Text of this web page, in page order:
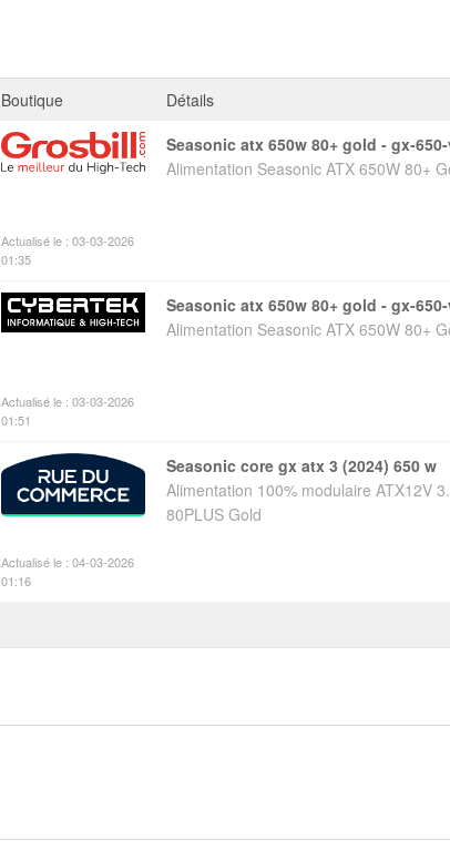
Boutique Détails
Actualisé le : 03-03-2026
01:35
seasonic atx 650w 80+ gold - gx-
Alimentation Seasonic ATX 650W 80+
Actualisé le : 03-03-2026
01:51
seasonic atx 650w 80+ gold - gx-
Alimentation Seasonic ATX 650W 80+
Actualisé le : 04-03-2026
01:16
seasonic core gx atx 3 (2024) 650 w
Alimentation 100% modulaire ATX12V
80PLUS Gold